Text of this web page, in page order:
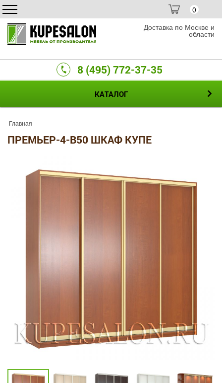
0
Доставка по Москве и
области
8 (495) 772-37-35
КАТАЛОГ
Главная
ПРЕМЬЕР-4-B50 ШКАФ КУПЕ